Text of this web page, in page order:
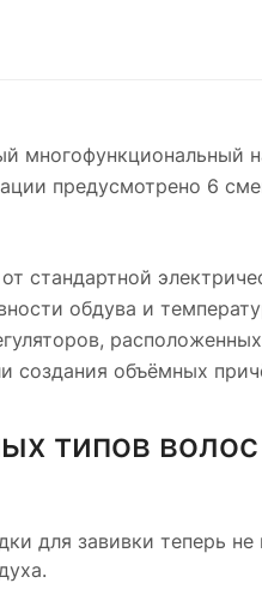
многофункциональный
предусмотрено 6
стандартной
обдува и
создания объёмных
типов волос
для завивки теперь